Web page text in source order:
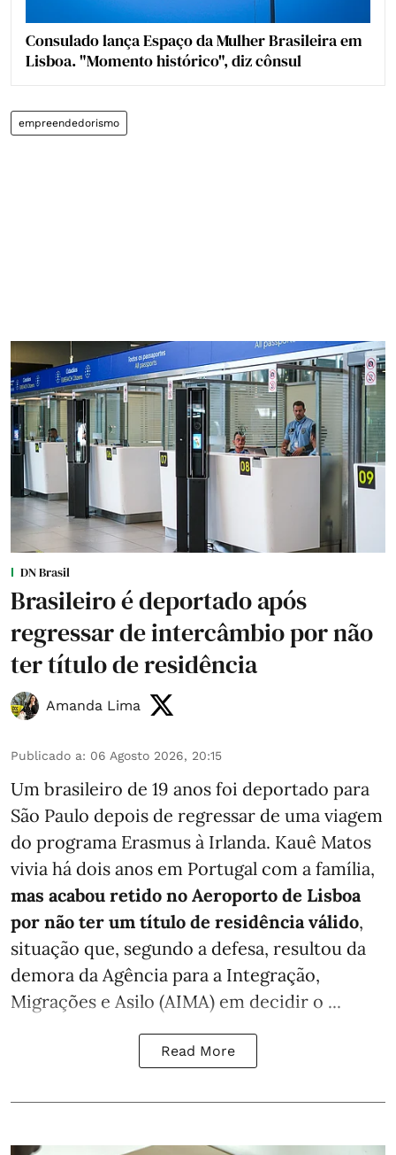
Consulado lança Espaço da Mulher Brasileira em
Lisboa. "Momento histórico", diz cônsul
empreendedorismo
DN Brasil
Brasileiro é deportado após
regressar de intercâmbio por não
ter título de residência
Amanda Lima
Publicado a: 06 Agosto 2026, 20:15
Um brasileiro de 19 anos foi deportado para
São Paulo depois de regressar de uma viagem
do programa Erasmus à Irlanda. Kauê Matos
vivia há dois anos em Portugal com a família,
mas acabou retido no Aeroporto de Lisboa
por não ter um título de residência válido,
situação que, segundo a defesa, resultou da
demora da Agência para a Integração,
Migrações e Asilo (AIMA) em decidir o ...
Read More